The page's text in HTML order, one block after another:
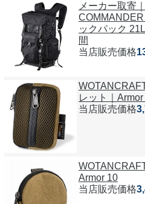
メーカー取寄
ックパック
間
当店販売価格
レット｜
当店販売価格
Armor 10
当店販売価格